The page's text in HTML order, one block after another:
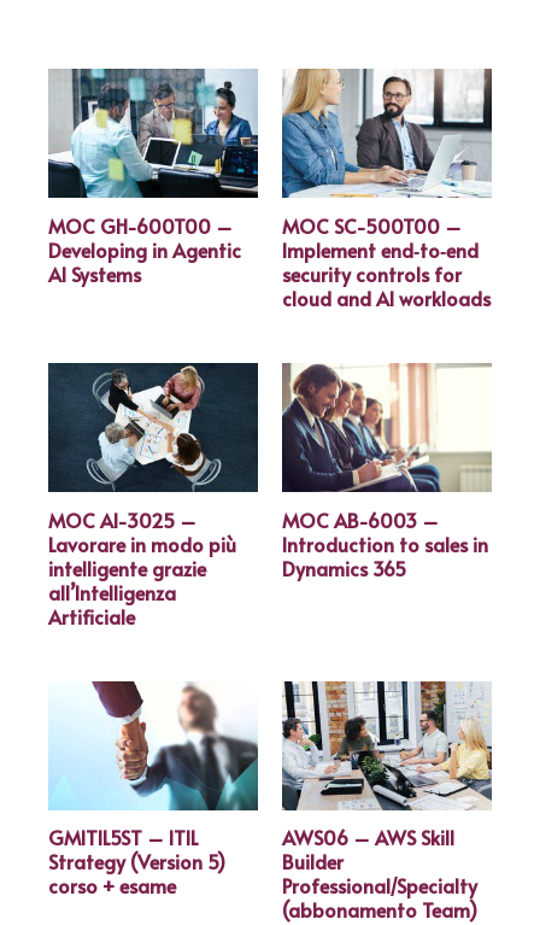
MOC GH-600T00 –
Developing in Agentic
AI Systems
MOC SC-500T00 –
Implement end‑to‑end
security controls for
cloud and AI workloads
MOC AI-3025 –
Lavorare in modo più
intelligente grazie
all’Intelligenza
Artificiale
MOC AB-6003 –
Introduction to sales in
Dynamics 365
GMITIL5ST – ITIL
Strategy (Version 5)
corso + esame
AWS06 – AWS Skill
Builder
Professional/Specialty
(abbonamento Team)